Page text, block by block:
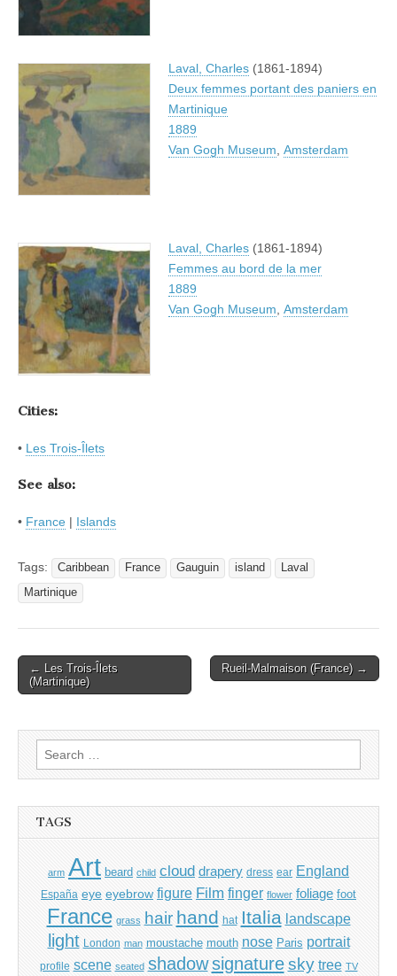
Laval, Charles (1861-1894)
Deux femmes portant des paniers en
Martinique
1889
Van Gogh Museum Amsterdam
Laval, Charles (1861-1894)
Femmes au bord de la mer
1889
Van Gogh Museum Amsterdam
Cities:
• Les Trois-Îlets
See also:
• France | Islands
Tags: Caribbean France Gauguin island
Laval
Martinique
Post
navigation
← Les Trois-Îlets
(Martinique)
Rueil-Malmaison (France) →
Search
for:
TAGS
arm Art beard child cloud drapery dress ear England
España eye eyebrow figure Film finger flower foliage foot
France grass hair hand hat Italia landscape
light London man moustache mouth nose Paris portrait
profile scene seated shadow signature sky tree TV